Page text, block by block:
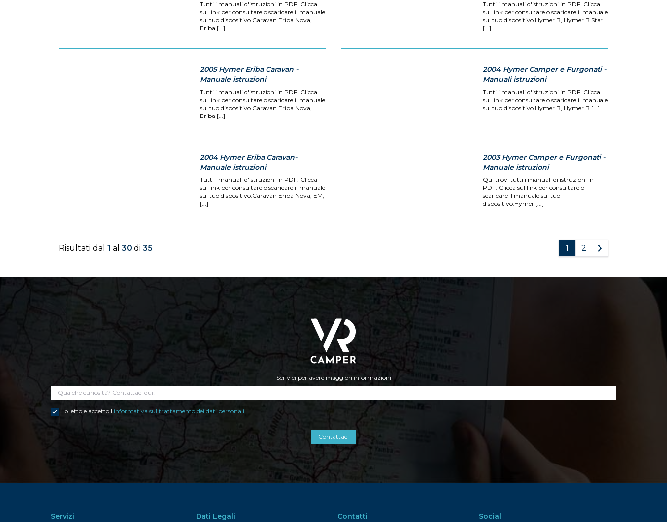
Tutti i manuali d'istruzioni in PDF. Clicca
sul link per consultare o scaricare il manuale
sul tuo dispositivo.Caravan Eriba Nova,
Eriba [...]
Tutti i manuali d'istruzioni in PDF. Clicca
sul link per consultare o scaricare il manuale
sul tuo dispositivo.Hymer B, Hymer B Star
[...]
2005 Hymer Eriba Caravan -
Manuale istruzioni
Tutti i manuali d'istruzioni in PDF. Clicca
sul link per consultare o scaricare il manuale
sul tuo dispositivo.Caravan Eriba Nova,
Eriba [...]
2004 Hymer Camper e Furgonati -
Manuali istruzioni
Tutti i manuali d'istruzioni in PDF. Clicca
sul link per consultare o scaricare il manuale
sul tuo dispositivo.Hymer B, Hymer B [...]
2004 Hymer Eriba Caravan-
Manuale istruzioni
Tutti i manuali d'istruzioni in PDF. Clicca
sul link per consultare o scaricare il manuale
sul tuo dispositivo.Caravan Eriba Nova, EM,
[...]
2003 Hymer Camper e Furgonati -
Manuale istruzioni
Qui trovi tutti i manuali di istruzioni in
PDF. Clicca sul link per consultare o
scaricare il manuale sul tuo
dispositivo.Hymer [...]
Risultati dal 1 al 30 di 35 1 2
Avanti
Scrivici per avere maggiori informazioni
Ho letto e accetto l'informativa sul trattamento dei dati personali
Contattaci
Servizi Dati Legali Contatti Social